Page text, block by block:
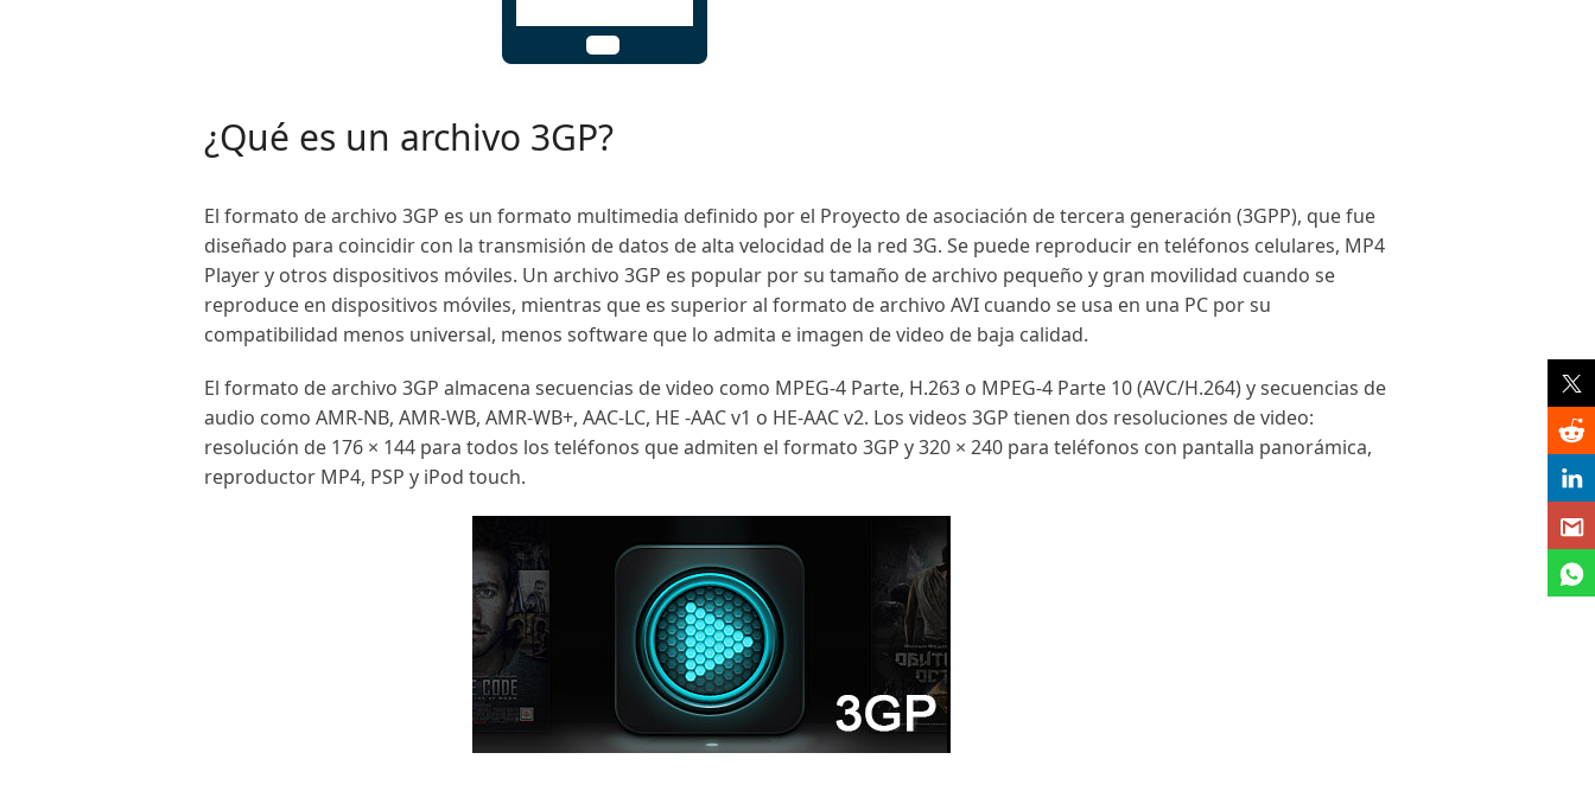
¿Qué es un archivo 3GP?
El formato de archivo 3GP es un formato multimedia definido por el Proyecto de asociación de tercera generación (3GPP), que fue
diseñado para coincidir con la transmisión de datos de alta velocidad de la red 3G. Se puede reproducir en teléfonos celulares, MP4
Player y otros dispositivos móviles. Un archivo 3GP es popular por su tamaño de archivo pequeño y gran movilidad cuando se
reproduce en dispositivos móviles, mientras que es superior al formato de archivo AVI cuando se usa en una PC por su
compatibilidad menos universal, menos software que lo admita e imagen de video de baja calidad.
El formato de archivo 3GP almacena secuencias de video como MPEG-4 Parte, H.263 o MPEG-4 Parte 10 (AVC/H.264) y secuencias de
audio como AMR-NB, AMR-WB, AMR-WB+, AAC-LC, HE -AAC v1 o HE-AAC v2. Los videos 3GP tienen dos resoluciones de video:
resolución de 176 × 144 para todos los teléfonos que admiten el formato 3GP y 320 × 240 para teléfonos con pantalla panorámica,
reproductor MP4, PSP y iPod touch.